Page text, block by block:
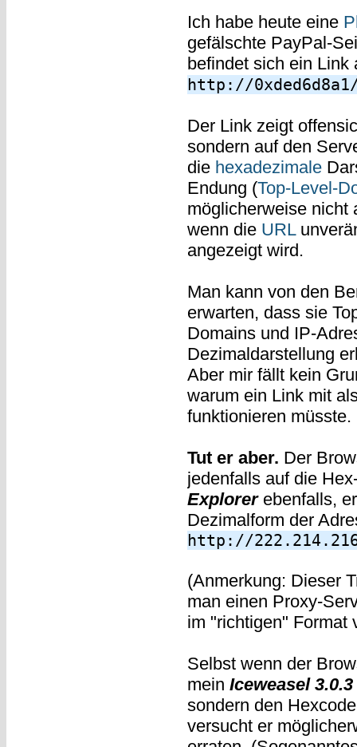
Ich habe heute eine
gefälschte PayPal-
befindet sich ein Link
http://
Der Link zeigt
sondern auf den
die hexadezimale
Endung (Top-Level-
möglicherweise nicht
wenn die URL
angezeigt wird.
Man kann von den
erwarten, dass sie
Domains und IP-
Dezimaldarstellung
Aber mir fällt kein
warum ein Link mit
funktionieren müsste.
Tut er aber. Der
jedenfalls auf die
Explorerebenfalls,
Dezimalform der
http://
(Anmerkung: Dieser
man einen Proxy-
im "richtigen" Format
Selbst wenn der
mein Iceweasel 3.0.3
sondern den
versucht er